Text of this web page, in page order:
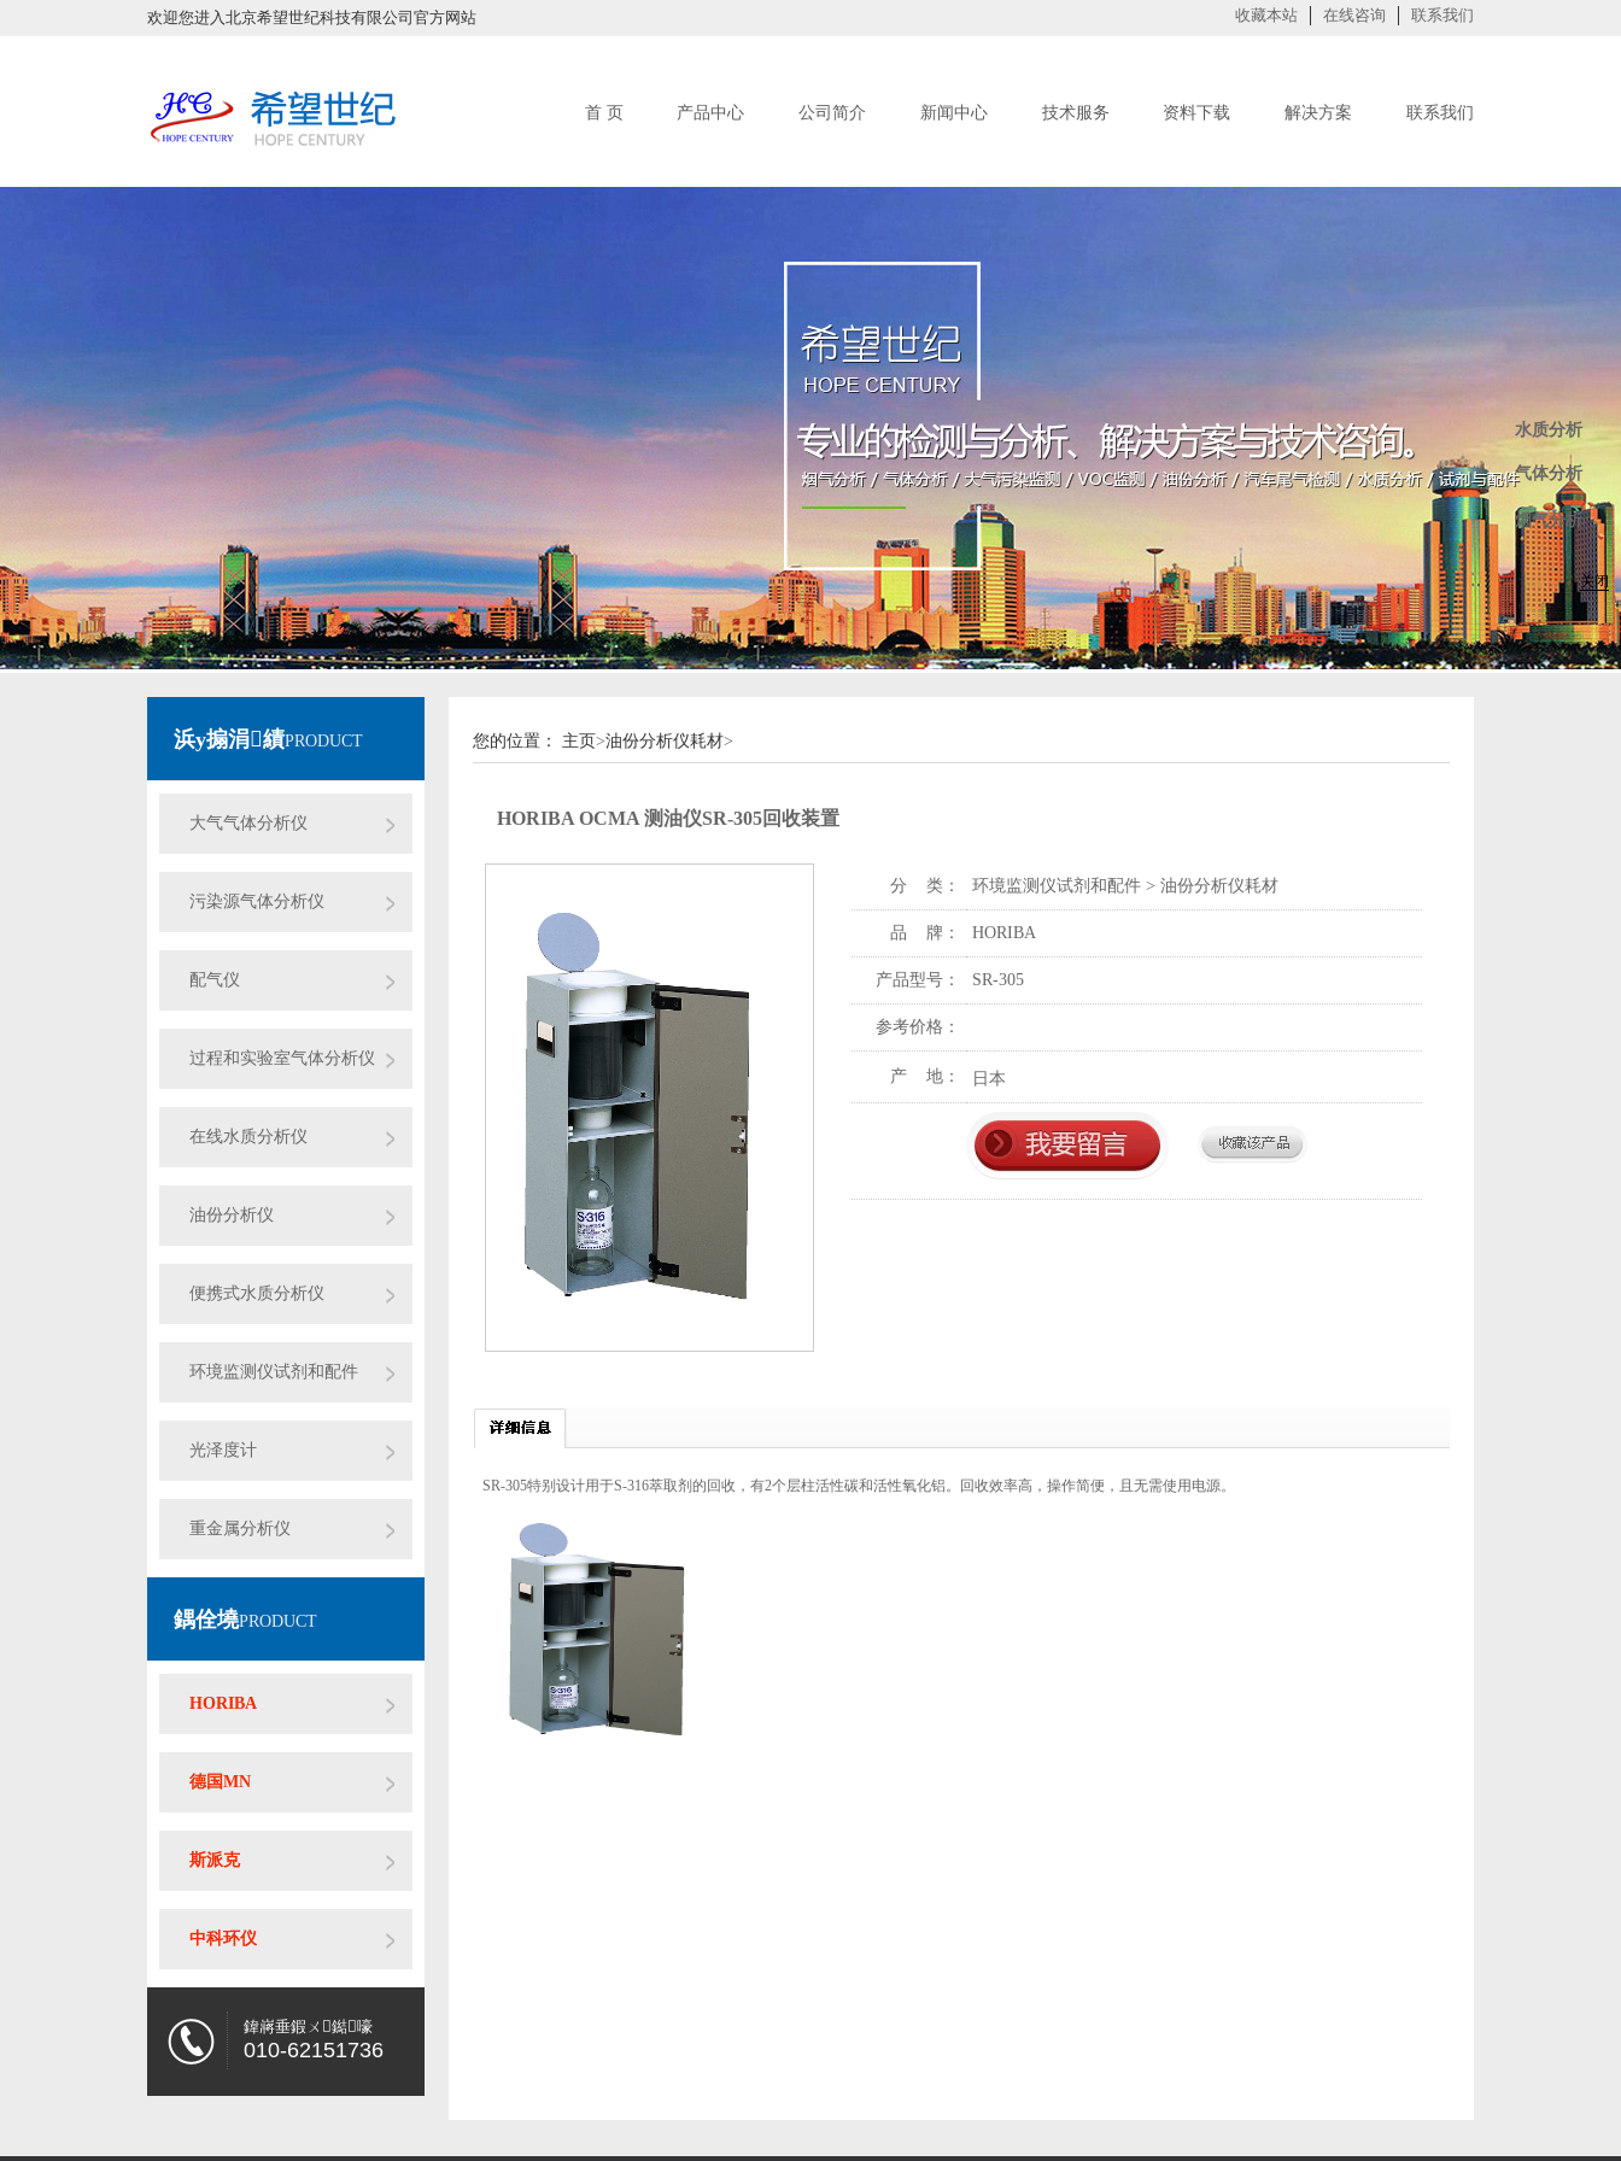
欢迎您进入北京希望世纪科技有限公司官方网站 收藏本站 在线咨询 联系我们
首 页 产品中心 公司简介 新闻中心 技术服务 资料下载 解决方案 联系我们
浜у搧涓績PRODUCT
大气气体分析仪
污染源气体分析仪
配气仪
过程和实验室气体分析仪
在线水质分析仪
油份分析仪
便携式水质分析仪
环境监测仪试剂和配件
光泽度计
重金属分析仪
鍝佺墝PRODUCT
HORIBA
德国MN
斯派克
中科环仪
鍏嶈垂鍜ㄨ鐑嚎
010-62151736
您的位置： 主页>油份分析仪耗材>
HORIBA OCMA 测油仪SR-305回收装置
分 类： 环境监测仪试剂和配件 > 油份分析仪耗材
品 牌： HORIBA
产品型号： SR-305
参考价格：
产 地： 日本
SR-305特别设计用于S-316萃取剂的回收，有2个层柱活性碳和活性氧化铝。回收效率高，操作简便，且无需使用电源。
水质分析
气体分析
烟气分析
关闭